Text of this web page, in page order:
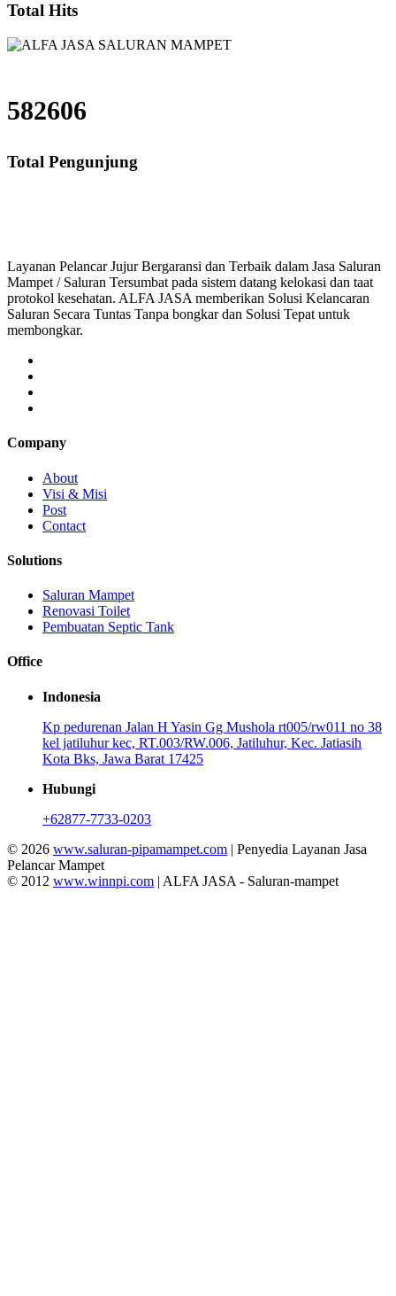
Total Hits
582606
Total Pengunjung
Layanan Pelancar Jujur Bergaransi dan Terbaik dalam Jasa Saluran
Mampet / Saluran Tersumbat pada sistem datang kelokasi dan taat
protokol kesehatan. ALFA JASA memberikan Solusi Kelancaran
Saluran Secara Tuntas Tanpa bongkar dan Solusi Tepat untuk
membongkar.
Company
About
Visi & Misi
Post
Contact
Solutions
Saluran Mampet
Renovasi Toilet
Pembuatan Septic Tank
Office
Indonesia
Kp pedurenan Jalan H Yasin Gg Mushola rt005/rw011 no 38
kel jatiluhur kec, RT.003/RW.006, Jatiluhur, Kec. Jatiasih
Kota Bks, Jawa Barat 17425
Hubungi
+62877-7733-0203
© 2026 www.saluran-pipamampet.com | Penyedia Layanan Jasa
Pelancar Mampet
© 2012 www.winnpi.com | ALFA JASA - Saluran-mampet